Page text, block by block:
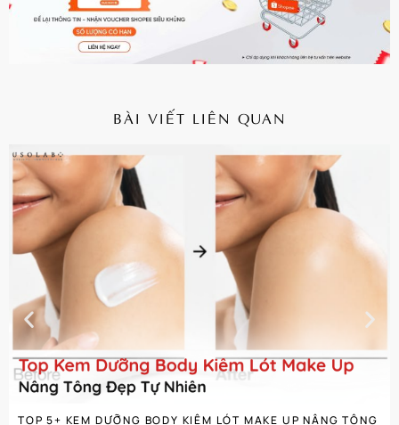
BÀI VIẾT LIÊN QUAN
TOP 5+ KEM DƯỠNG BODY KIÊM LÓT MAKE UP NÂNG TÔNG